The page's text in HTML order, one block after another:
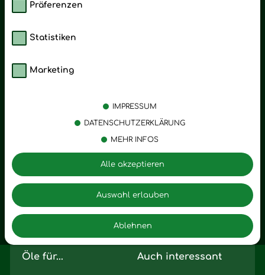
Präferenzen
Statistiken
Marketing
IMPRESSUM
DATENSCHUTZERKLÄRUNG
MEHR INFOS
Ablehnen
Auswahl erlauben
Alle akzeptieren
Zuhause
Stress
Entspannung
Trauer
Romantik
Motivation
Seelischer Schlag
Öle für... Auch interessant